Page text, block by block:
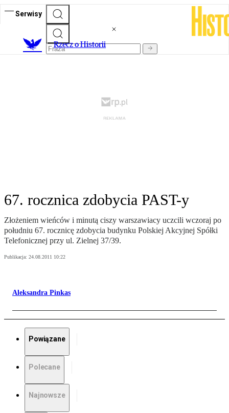
Serwisy
Rzecz o Historii
67. rocznica zdobycia PAST-y
Złożeniem wieńców i minutą ciszy warszawiacy uczcili wczoraj po
południu 67. rocznicę zdobycia budynku Polskiej Akcyjnej Spółki
Telefonicznej przy ul. Zielnej 37/39.
Publikacja: 24.08.2011 10:22
Aleksandra Pinkas
Powiązane
Polecane
Najnowsze